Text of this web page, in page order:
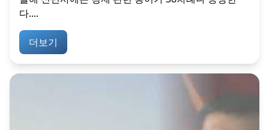
다....
더보기